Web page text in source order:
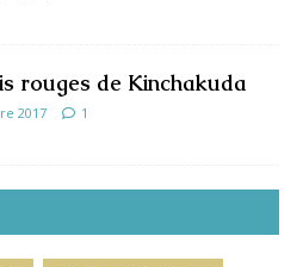
rouges de Kinchakuda
2017 1